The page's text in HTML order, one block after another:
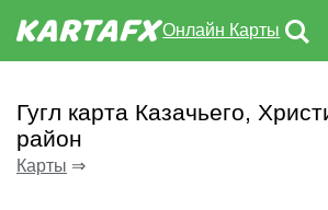
Онлайн Карты
Гугл карта Казачьего,
район
Карты ⇒